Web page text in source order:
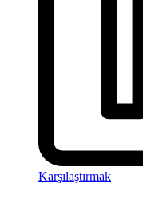
Karşılaştırmak